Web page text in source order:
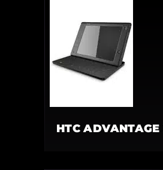
HTC ADVANTAGE